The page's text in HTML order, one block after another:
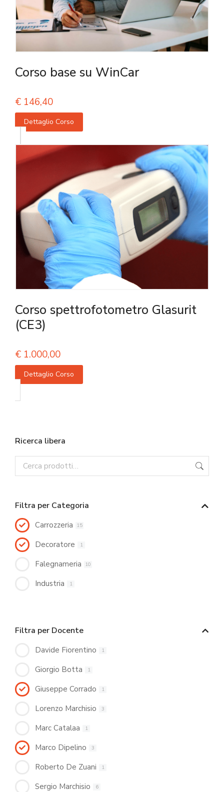
Corso base su WinCar
€ 146,40
Dettaglio Corso
Corso spettrofotometro Glasurit
(CE3)
€ 1.000,00
Dettaglio Corso
Ricerca libera
Filtra per Categoria
Carrozzeria 15
Decoratore 1
Falegnameria 10
Industria 1
Filtra per Docente
Davide Fiorentino 1
Giorgio Botta 1
Giuseppe Corrado 1
Lorenzo Marchisio 3
Marc Catalaa 1
Marco Dipelino 3
Roberto De Zuani 1
Sergio Marchisio 6